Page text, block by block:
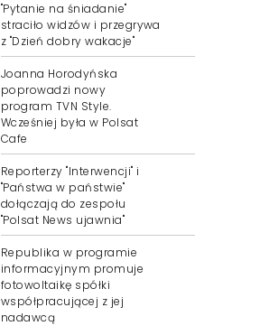
"Pytanie na śniadanie"
straciło widzów i przegrywa
z "Dzień dobry wakacje"
Joanna Horodyńska
poprowadzi nowy
program TVN Style.
Wcześniej była w Polsat
Cafe
Reporterzy "Interwencji" i
"Państwa w państwie"
dołączają do zespołu
"Polsat News ujawnia"
Republika w programie
informacyjnym promuje
fotowoltaikę spółki
współpracującej z jej
nadawcą